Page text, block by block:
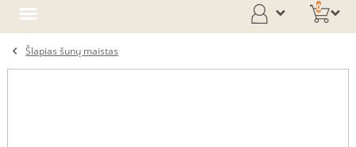
0
Šlapias šunų maistas